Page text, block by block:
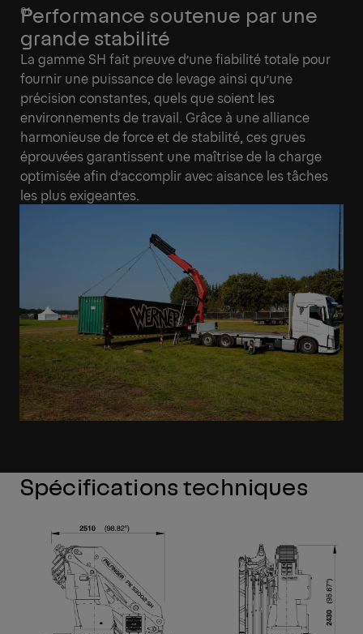
Performance soutenue par une
grande stabilité
La gamme SH fait preuve d’une fiabilité totale pour
fournir une puissance de levage ainsi qu’une
précision constantes, quels que soient les
environnements de travail. Grâce à une alliance
harmonieuse de force et de stabilité, ces grues
éprouvées garantissent une maîtrise de la charge
optimisée afin d’accomplir avec aisance les tâches
les plus exigeantes.
Spécifications techniques